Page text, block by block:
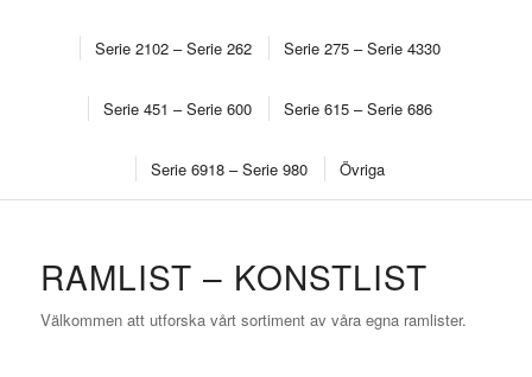
Serie 2102 – Serie 262 Serie 275 – Serie 4330
Serie 451 – Serie 600 Serie 615 – Serie 686
Serie 6918 – Serie 980 Övriga
RAMLIST – KONSTLIST
Välkommen att utforska vårt sortiment av våra egna ramlister.